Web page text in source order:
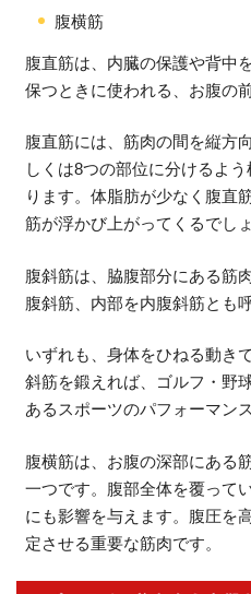
腹横筋
腹直筋は、内臓の保護や背中
保つときに使われる、お腹の
腹直筋には、筋肉の間を縦方
しくは8つの部位に分けるよ
ります。体脂肪が少なく腹直
筋が浮かび上がってくるでしょ
腹斜筋は、脇腹部分にある筋
腹斜筋、内部を内腹斜筋とも
いずれも、身体をひねる動き
斜筋を鍛えれば、ゴルフ・野
あるスポーツのパフォーマン
腹横筋は、お腹の深部にある
一つです。腹部全体を覆って
にも影響を与えます。腹圧を
定させる重要な筋肉です。